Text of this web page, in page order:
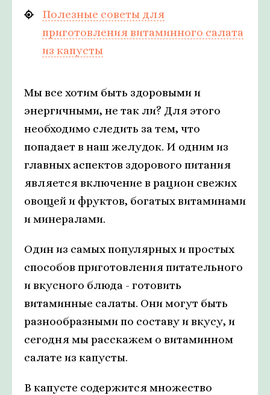
Полезные советы для
приготовления витаминного салата
из капусты
Мы все хотим быть здоровыми и
энергичными, не так ли? Для этого
необходимо следить за тем, что
попадает в наш желудок. И одним из
главных аспектов здорового питания
является включение в рацион свежих
овощей и фруктов, богатых витаминами
и минералами.
Один из самых популярных и простых
способов приготовления питательного
и вкусного блюда - готовить
витаминные салаты. Они могут быть
разнообразными по составу и вкусу, и
сегодня мы расскажем о витаминном
салате из капусты.
В капусте содержится множество